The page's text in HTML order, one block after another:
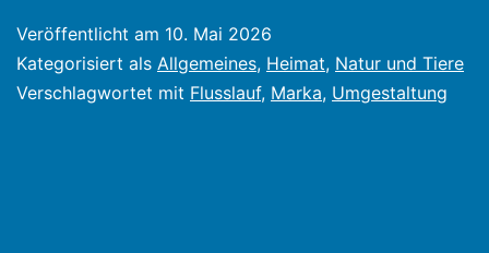
mit
Veröffentlicht am 10. Mai 2026
Kategorisiert als Allgemeines, Heimat, Natur und Tiere
Verschlagwortet mit Flusslauf, Marka, Umgestaltung